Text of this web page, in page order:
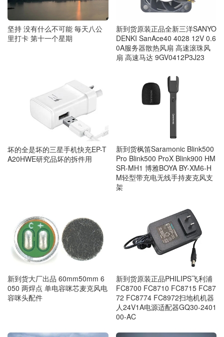
坚持 没有什么不可能 毎天八公
里打卡 第十一个星期
新到货原装正品全新三洋SANYO
DENKI SanAce40 4028 12V 0.6
0A服务器散热风扇 高速滚珠风
扇 高速马达 9GV0412P3J23
坏的全是坏的三星手机快充EP-T
A20HWE研究品坏的拆件用
新到货枫笛Saramonic Blink500
Pro Blink500 ProX Blink900 HM
SR-MH1 博雅BOYA BY-XM6-H
M轻型带充电无线手持麦克风支
架
新到货大厂出品 60mm50mm 6
050 两焊点 单电容咪芯麦克风电
容咪头配件
新到货原装正品PHILIPS飞利浦
FC8700 FC8710 FC8715 FC87
72 FC8774 FC8972扫地机机器
人24V1A电源适配器GQ30-2401
00-AC